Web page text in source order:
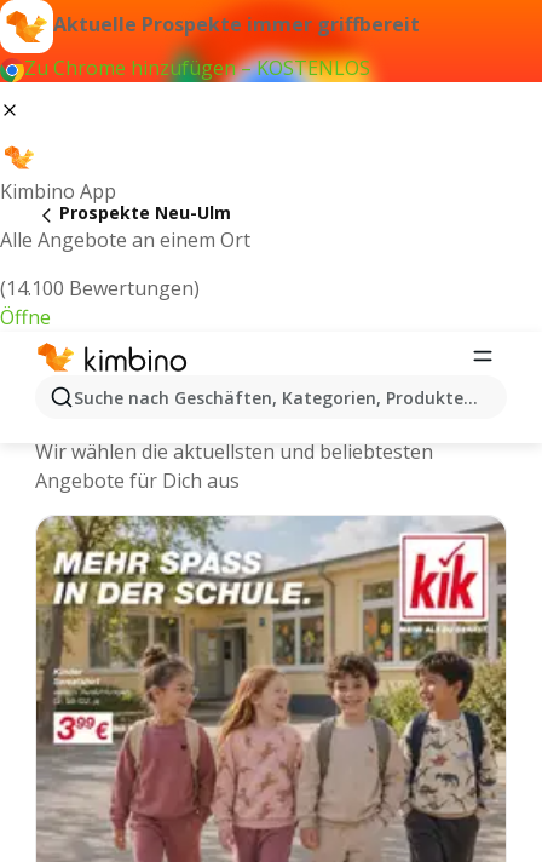
Aktuelle Prospekte immer griffbereit
Zu Chrome hinzufügen – KOSTENLOS
Kimbino App
Alle Angebote an einem Ort
(14.100 Bewertungen)
Öffne
Suche nach Geschäften, Kategorien, Produkten...
Prospekte Neu-Ulm
Neu-Ulm - Neuste Prospekte und
Wir wählen die aktuellsten und beliebtesten
Angebote für Dich aus